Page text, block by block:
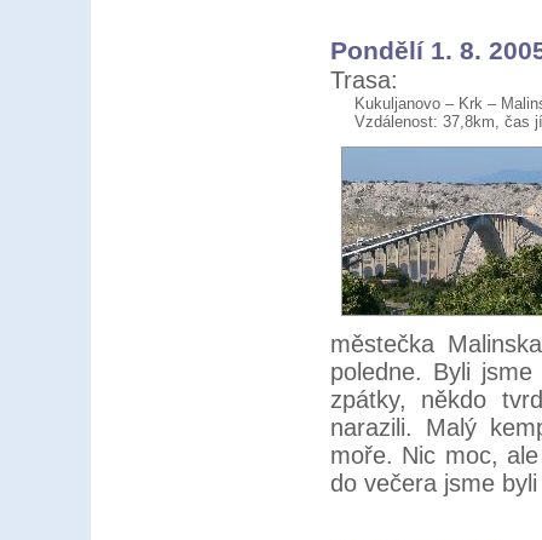
Pondělí 1. 8.
Trasa:
Kukuljanovo – Krk –
Vzdálenost: 37,8km, čas
městečka
poledne. Byli
zpátky, někdo
narazili. Malý
moře. Nic moc,
do večera jsme